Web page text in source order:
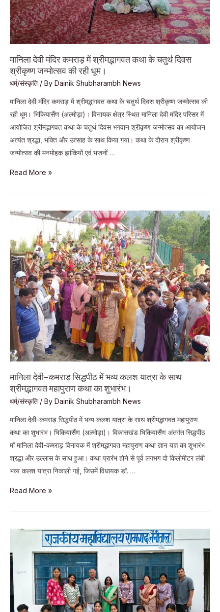
मानिला देवी मंदिर कमराड़ में श्रीमद्भागवत कथा के चतुर्थ दिवस
श्रीकृष्ण जन्मोत्सव की रही धूम।
धर्म/संस्कृति / By Dainik Shubharambh News
मानिला देवी मंदिर कमराड़ में श्रीमद्भागवत कथा के चतुर्थ दिवस श्रीकृष्ण जन्मोत्सव की
रही धूम। भिकियासैंण (अल्मोड़ा)। विनायक क्षेत्र स्थित मानिला देवी मंदिर परिसर में
आयोजित श्रीमद्भागवत कथा के चतुर्थ दिवस भगवान श्रीकृष्ण जन्मोत्सव का आयोजन
अत्यंत श्रद्धा, भक्ति और उत्साह के साथ किया गया। कथा के दौरान श्रीकृष्ण
जन्मोत्सव की मनमोहक झांकियों एवं भजनों …
मानिला
कमराड़
श्रीमद्भागवत
कथा
के
चतुर्थ
दिवस
श्रीकृष्ण
जन्मोत्सव
धूम।
Read More »
मानिला देवी-कमराड़ सिद्धपीठ में भव्य कलश यात्रा के साथ
श्रीमद्भागवत महापुराण कथा का शुभारंभ।
धर्म/संस्कृति / By Dainik Shubharambh News
मानिला देवी-कमराड़ सिद्धपीठ में भव्य कलश यात्रा के साथ श्रीमद्भागवत महापुराण
कथा का शुभारंभ। भिकियासैंण (अल्मोड़ा)। विकासखंड भिकियासैंण अंतर्गत सिद्धपीठ
माँ मानिला देवी-कमराड़ विनायक में श्रीमद्भागवत महापुराण कथा ज्ञान यज्ञ का शुभारंभ
श्रद्धा और उल्लास के साथ हुआ। कथा प्रारंभ होने से पूर्व लगभग दो किलोमीटर लंबी
भव्य कलश यात्रा निकाली गई, जिसमें विधायक डॉ. …
मानिला
सिद्धपीठ
भव्य
कलश
यात्रा
के
साथ
Read More »